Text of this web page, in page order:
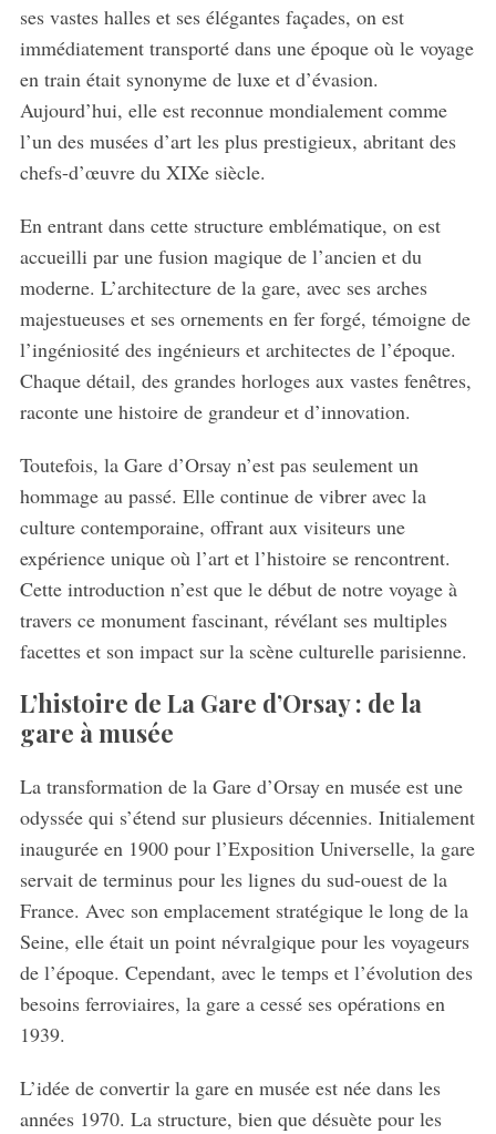
ses vastes halles et ses élégantes façades, on est
immédiatement transporté dans une époque où le voyage
en train était synonyme de luxe et d’évasion.
Aujourd’hui, elle est reconnue mondialement comme
l’un des musées d’art les plus prestigieux, abritant des
chefs-d’œuvre du XIXe siècle.
En entrant dans cette structure emblématique, on est
accueilli par une fusion magique de l’ancien et du
moderne. L’architecture de la gare, avec ses arches
majestueuses et ses ornements en fer forgé, témoigne de
l’ingéniosité des ingénieurs et architectes de l’époque.
Chaque détail, des grandes horloges aux vastes fenêtres,
raconte une histoire de grandeur et d’innovation.
Toutefois, la Gare d’Orsay n’est pas seulement un
hommage au passé. Elle continue de vibrer avec la
culture contemporaine, offrant aux visiteurs une
expérience unique où l’art et l’histoire se rencontrent.
Cette introduction n’est que le début de notre voyage à
travers ce monument fascinant, révélant ses multiples
facettes et son impact sur la scène culturelle parisienne.
L’histoire de La Gare d’Orsay : de la
gare à musée
La transformation de la Gare d’Orsay en musée est une
odyssée qui s’étend sur plusieurs décennies. Initialement
inaugurée en 1900 pour l’Exposition Universelle, la gare
servait de terminus pour les lignes du sud-ouest de la
France. Avec son emplacement stratégique le long de la
Seine, elle était un point névralgique pour les voyageurs
de l’époque. Cependant, avec le temps et l’évolution des
besoins ferroviaires, la gare a cessé ses opérations en
1939.
L’idée de convertir la gare en musée est née dans les
années 1970. La structure, bien que désuète pour les